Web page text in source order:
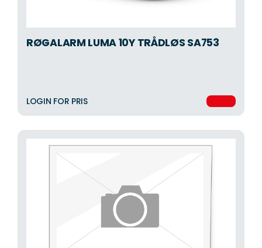
RØGALARM LUMA 10Y TRÅDLØS SA753
LOGIN FOR PRIS